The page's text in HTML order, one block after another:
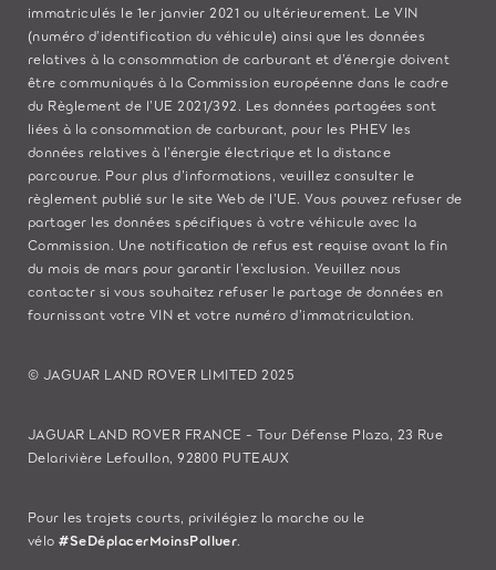
immatriculés le 1er janvier 2021 ou ultérieurement. Le VIN
(numéro d’identification du véhicule) ainsi que les données
relatives à la consommation de carburant et d’énergie doivent
être communiqués à la Commission européenne dans le cadre
du Règlement de l’UE 2021/392. Les données partagées sont
liées à la consommation de carburant, pour les PHEV les
données relatives à l’énergie électrique et la distance
parcourue. Pour plus d’informations, veuillez consulter le
règlement publié sur le site Web de l’UE . Vous pouvez refuser de
partager les données spécifiques à votre véhicule avec la
Commission. Une notification de refus est requise avant la fin
du mois de mars pour garantir l’exclusion. Veuillez nous
contacter si vous souhaitez refuser le partage de données en
fournissant votre VIN et votre numéro d’immatriculation.
© JAGUAR LAND ROVER LIMITED 2025
JAGUAR LAND ROVER FRANCE - Tour Défense Plaza, 23 Rue
Delarivière Lefoullon, 92800 PUTEAUX
Pour les trajets courts, privilégiez la marche ou le
vélo#SeDéplacerMoinsPolluer